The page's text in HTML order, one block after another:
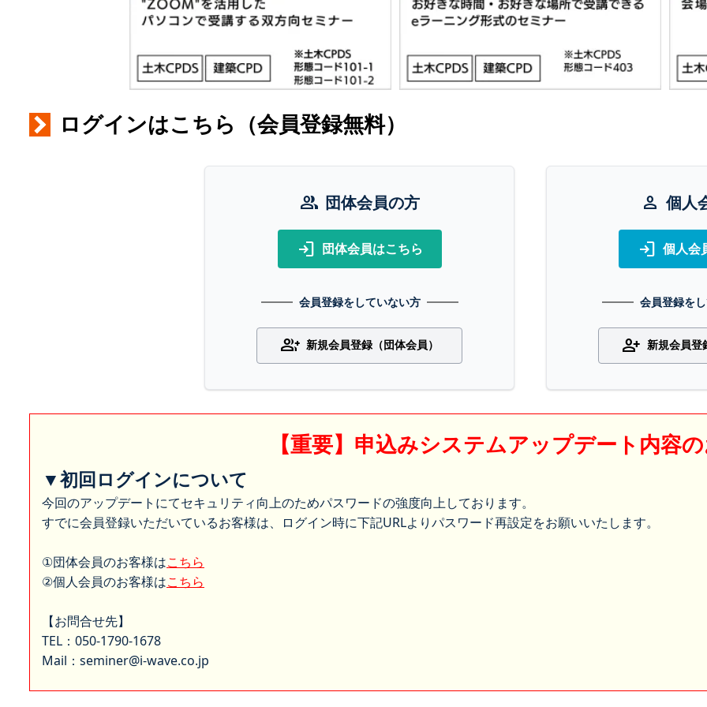
ログインはこちら（会員登録無料）
group 団体会員の方
login 団体会員はこちら
会員登録をしていない方
group_add 新規会員登録（団体会員）
person 個人
login 個人会
会員登録を
person_add 新規会員登
【重要】申込みシステムアップデート内容
▼初回ログインについて
今回のアップデートにてセキュリティ向上のためパスワードの強度向上しております。
すでに会員登録いただいているお客様は、ログイン時に下記URLよりパスワード再設定をお願いいたします。
①団体会員のお客様はこちら
②個人会員のお客様はこちら
【お問合せ先】
TEL：050-1790-1678
Mail：seminer@i-wave.co.jp